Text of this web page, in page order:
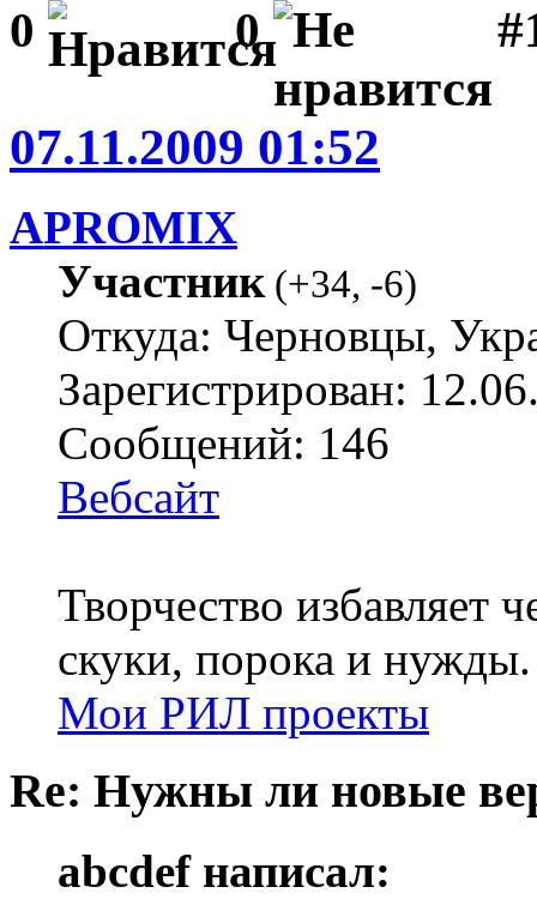
0 0
07.11.2009 01:52
APROMIX
Участник(+34, -6)
Откуда: Черновцы,
Зарегистрирован:
Сообщений: 146
Вебсайт
Творчество избавляет
скуки, порока и нужды.
Мои РИЛ проекты
Re: Нужны ли новые
abcdef написал: